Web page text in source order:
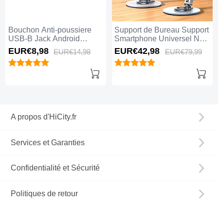
Bouchon Anti-poussiere
USB-B Jack Android
Universel H01 Bleu
EUR€8,98 EUR€14,98
Support de Bureau Support
Smartphone Universel N27
Argent
EUR€42,98 EUR€79,99
A propos d'HiCity.fr
Services et Garanties
Confidentialité et Sécurité
Politiques de retour